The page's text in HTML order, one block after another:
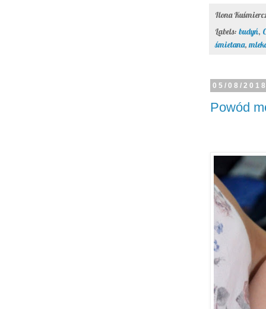
Ilona
Labels: budyń,
śmietana,
05/08/
Powód